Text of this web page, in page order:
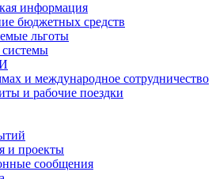
информация
бюджетных средств
льготы
и международное сотрудничество
и рабочие поездки
и проекты
сообщения